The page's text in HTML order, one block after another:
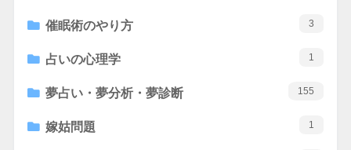
催眠術のやり方 3
占いの心理学 1
夢占い・夢分析・夢診断 155
嫁姑問題 1